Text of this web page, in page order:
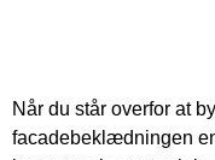
Når du står overfor at
facadebeklædningen